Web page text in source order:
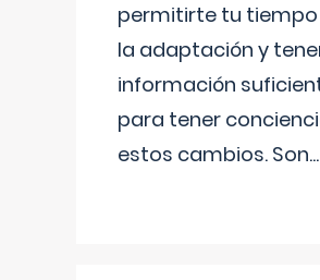
permitirte tu
la adaptación y
información
para tener
estos cambios. Son...